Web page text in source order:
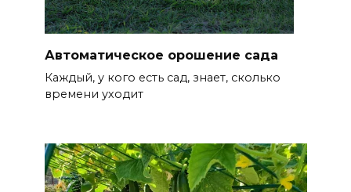
Автоматическое орошение сада
Каждый, у кого есть сад, знает, сколько
времени уходит